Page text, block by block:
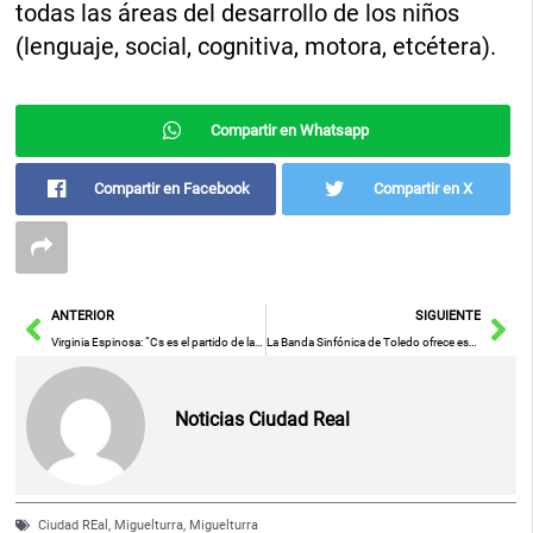
todas las áreas del desarrollo de los niños
(lenguaje, social, cognitiva, motora, etcétera).
Compartir en Whatsapp
Compartir en Facebook Compartir en X
AntANTERIOR
Virginia Espinosa: “Cs es el partido de las mujeres, de la igualdad y del futuro”
SIGUIENTE
La Banda Sinfónica de Toledo ofrece este sábado en el Teatro de Rojas con más de 40 músicos su gran concierto de Semana Santa
Noticias Ciudad Real
Ciudad REal, Miguelturra, Miguelturra